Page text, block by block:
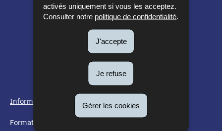
activés uniquement si vous les acceptez.
Consulter notre politique de confidentialité
J'accepte
Je refuse
Gérer les cookies
MENU
Informations utiles
Formation